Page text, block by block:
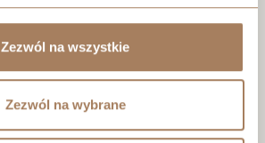
Zezwól na wszystkie
Zezwól na wybrane